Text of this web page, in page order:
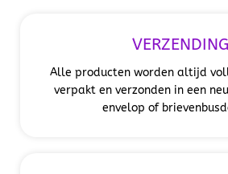
VERZENDING
Alle producten worden altijd
verpakt en verzonden in een
envelop of